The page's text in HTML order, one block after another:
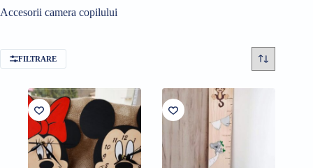
Accesorii camera copilului
FILTRARE